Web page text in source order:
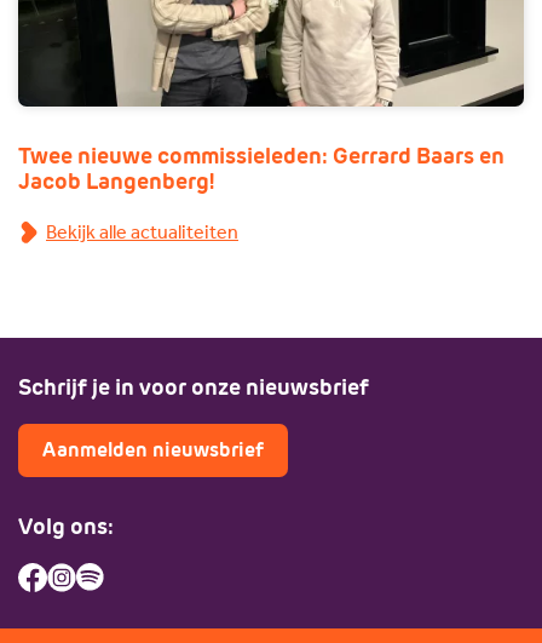
Twee nieuwe commissieleden: Gerrard Baars en
Jacob Langenberg!
Bekijk alle actualiteiten
Schrijf je in voor onze nieuwsbrief
Aanmelden nieuwsbrief
Volg ons: